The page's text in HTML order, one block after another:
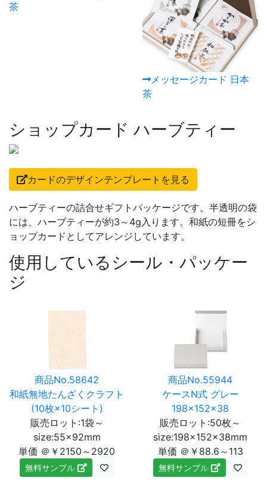
茶
メッセージカード 日本
茶
ショップカード ハーブティー
カードのデザインテンプレートを見る
ハーブティーの詰合せギフトパッケージです。半透明の袋
には、ハーブティーが約3～4g入ります。和紙の短冊をシ
ョップカードとしてアレンジしています。
使用しているシール・パッケー
ジ
商品No.58642
和紙無地たんざくクラフト
(10枚×10シート)
販売ロット:1袋～
size:55×92mm
単価 ＠￥2150～2920
無料サンプル
商品No.55944
ケースN式 グレー
198×152×38
販売ロット:50枚～
size:198×152×38mm
単価 ＠￥88.6～113
無料サンプル